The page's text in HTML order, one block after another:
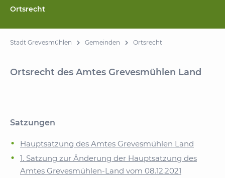
Ortsrecht
Stadt Grevesmühlen Gemeinden Ortsrecht
Ortsrecht des Amtes Grevesmühlen Land
Satzungen
Hauptsatzung des Amtes Grevesmühlen Land
1. Satzung zur Änderung der Hauptsatzung des
Amtes Grevesmühlen-Land vom 08.12.2021